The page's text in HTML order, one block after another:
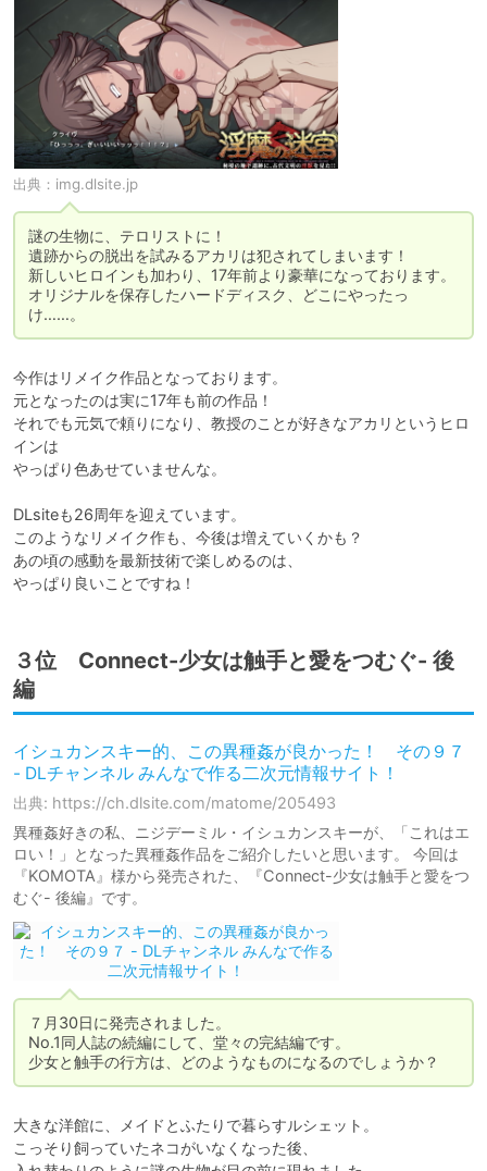
出典： img.dlsite.jp
謎の生物に、テロリストに！
遺跡からの脱出を試みるアカリは犯されてしまいます！
新しいヒロインも加わり、17年前より豪華になっております。
オリジナルを保存したハードディスク、どこにやったっ
け……。
今作はリメイク作品となっております。
元となったのは実に17年も前の作品！
それでも元気で頼りになり、教授のことが好きなアカリというヒロ
インは
やっぱり色あせていませんな。
DLsiteも26周年を迎えています。
このようなリメイク作も、今後は増えていくかも？
あの頃の感動を最新技術で楽しめるのは、
やっぱり良いことですね！
３位 Connect-少女は触手と愛をつむぐ- 後
編
イシュカンスキー的、この異種姦が良かった！ その９７
- DLチャンネル みんなで作る二次元情報サイト！
出典: https://ch.dlsite.com/matome/205493
異種姦好きの私、ニジデーミル・イシュカンスキーが、「これはエ
ロい！」となった異種姦作品をご紹介したいと思います。 今回は
『KOMOTA』様から発売された、『Connect-少女は触手と愛をつ
むぐ- 後編』です。
７月30日に発売されました。
No.1同人誌の続編にして、堂々の完結編です。
少女と触手の行方は、どのようなものになるのでしょうか？
大きな洋館に、メイドとふたりで暮らすルシェット。
こっそり飼っていたネコがいなくなった後、